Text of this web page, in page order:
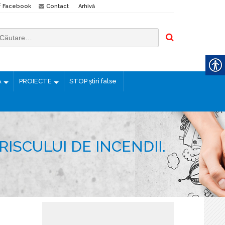
Facebook Contact Arhivă
PROIECTE STOP știri false
DE INCENDII.